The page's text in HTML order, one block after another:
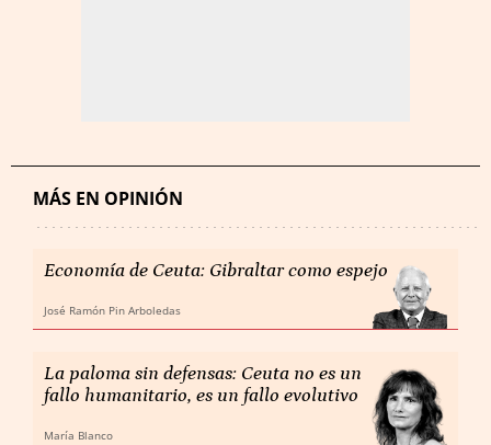
MÁS EN OPINIÓN
Economía de Ceuta: Gibraltar como espejo
José Ramón Pin Arboledas
La paloma sin defensas: Ceuta no es un
fallo humanitario, es un fallo evolutivo
María Blanco